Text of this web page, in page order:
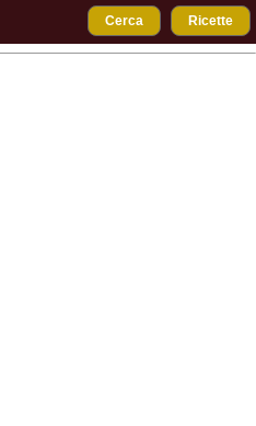
Cerca Ricette